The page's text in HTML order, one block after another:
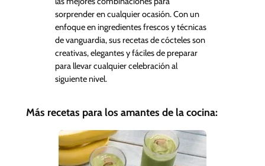
sorprender en cualquier ocasión. Con un
enfoque en ingredientes frescos y técnicas
de vanguardia, sus recetas de cócteles son
creativas, elegantes y fáciles de preparar
para llevar cualquier celebración al
siguiente nivel.
Más recetas para los amantes de la cocina: